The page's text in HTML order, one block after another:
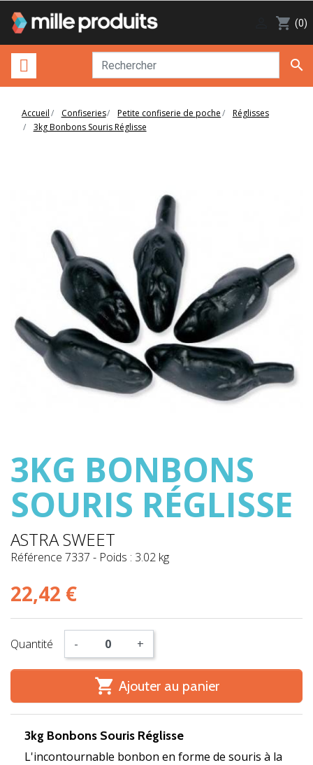
shopping_cart (0)

Accueil Confiseries Petite confiserie de poche
Réglisses
3kg Bonbons Souris Réglisse
3KG BONBONS
SOURIS RÉGLISSE
ASTRA SWEET
Référence 7337 - Poids : 3.02 kg
22,42 €
Quantité - +
 Ajouter au panier
3kg Bonbons Souris Réglisse
L'incontournable bonbon en forme de souris à la